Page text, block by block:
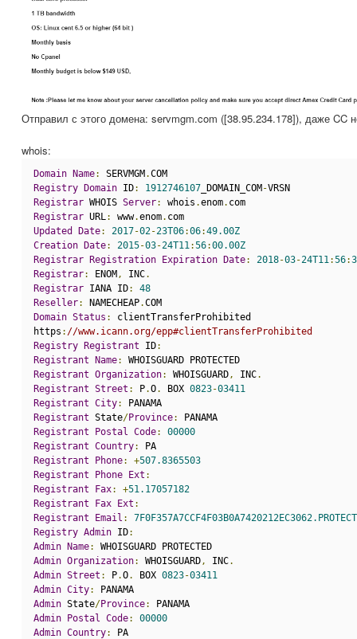
Отправил с этого домена: servmgm.com ([38.95.234.178]), даже CC
whois:
Domain Name: SERVMGM .COM
Registry
Domain ID: 1912746107 _DOMAIN_COM -VRSN
Registrar WHOIS Server: whois .enom. com
Registrar URL: www.enom. com
Updated
Date: 2017-02-23T06:06:49.00Z
Creation
Date: 2015-03-24T11:56:00.00Z
Registrar
Registration Expiration Date: 2018-03-24T11:56:
Registrar: ENOM , INC.
Registrar IANA ID:
48
Reseller: NAMECHEAP.COM
Domain Status :
clientTransferProhibited
https : //www.icann.org/epp#clientTransferProhibited
Registry
Registrant ID:
Registrant
Name:
WHOISGUARD PROTECTED
Registrant Organization: WHOISGUARD, INC.
Registrant Street : P.O. BOX 0823-03411
Registrant City:
PANAMA
Registrant State/Province:
PANAMA
Registrant
Postal Code:
00000
Registrant Country:
PA
Registrant
Phone: +507.8365503
Registrant
Phone Ext :
Registrant
Fax: +51.17057182
Registrant
Fax Ext :
Registrant
Email :
7F0F357A7CCF4F03B0A7420212EC3062.PROTECT
Registry Admin ID:
Admin
Name:
WHOISGUARD PROTECTED
Admin Organization: WHOISGUARD, INC.
Admin Street : P.O. BOX 0823-03411
Admin City:
PANAMA
Admin State/Province:
PANAMA
Admin
Postal Code:
00000
Admin Country: PA